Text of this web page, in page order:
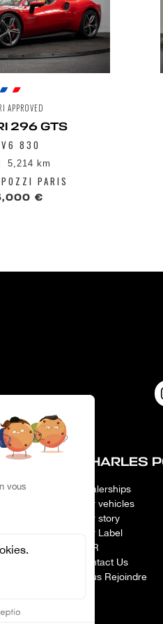
APPROVED
296 GTS
830
5,214 km
PARIS
€
CHARLES
Dealerships
Our vehicles
Our story
Our Label
CSR
Contact Us
Nous Rejoindre